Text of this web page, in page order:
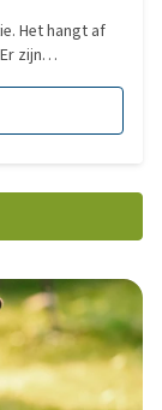
Het hangt af
zijn
hebben
per